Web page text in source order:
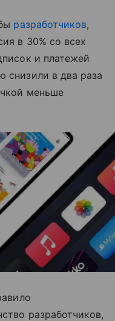
разработчиков,
в 30% со всех
и платежей
снизили в два раза
меньше
разработчиков,